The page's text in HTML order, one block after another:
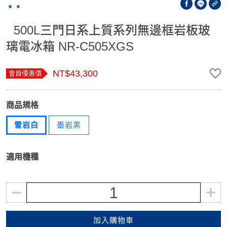
500L三門日系上質系列無邊框岩板玻
璃電冰箱 NR-C505XGS
會員優惠價 NT$43,300
商品規格
雪岩白 墨岩黑
適用機種
1
加入購物車